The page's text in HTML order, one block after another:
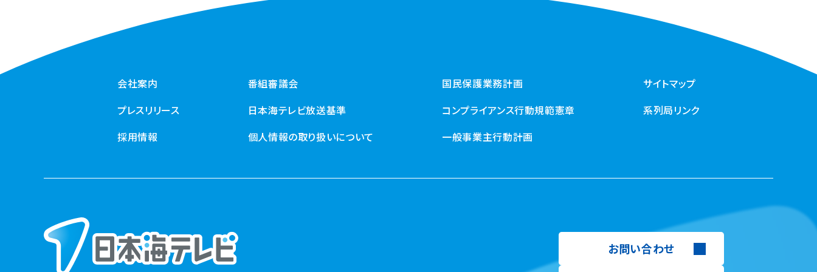
会社案内
プレスリリース
採用情報
番組審議会
日本海テレビ放送基準
個人情報の取り扱いについて
国民保護業務計画
コンプライアンス行動規範憲章
一般事業主行動計画
サイトマップ
系列局リンク
お問い合わせ